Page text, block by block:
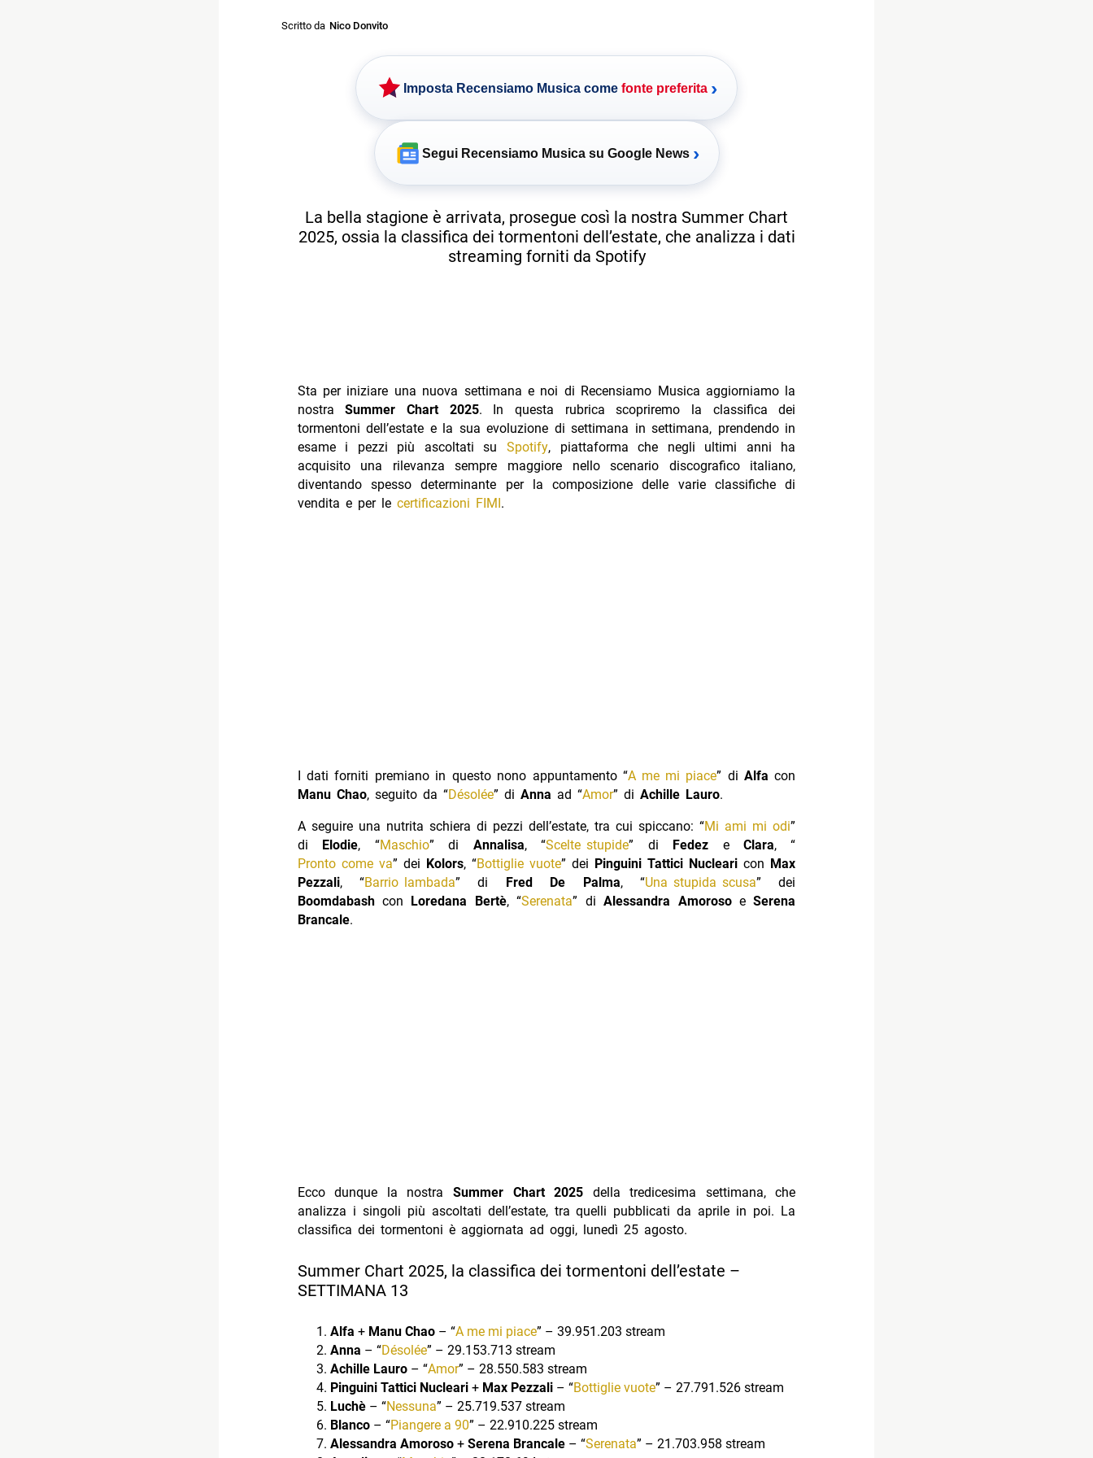
Scritto da Nico Donvito
Imposta Recensiamo Musica come fonte preferita ›
Segui Recensiamo Musica su Google News ›
La bella stagione è arrivata, prosegue così la nostra Summer Chart
2025, ossia la classifica dei tormentoni dell’estate, che analizza i dati
streaming forniti da Spotify
Sta per iniziare una nuova settimana e noi di Recensiamo Musica aggiorniamo la
nostraSummer Chart 2025. In questa rubrica scopriremo la classifica dei
tormentoni dell’estate e la sua evoluzione di settimana in settimana, prendendo in
esame i pezzi più ascoltati su Spotify, piattaforma che negli ultimi anni ha
acquisito una rilevanza sempre maggiore nello scenario discografico italiano,
diventando spesso determinante per la composizione delle varie classifiche di
vendita e per le certificazioni FIMI .
I dati forniti premiano in questo nono appuntamento “A me mi piace” diAlfa con
Manu Chao, seguito da “Désolée” di Anna ad “Amor” di Achille Lauro.
A seguire una nutrita schiera di pezzi dell’estate, tra cui spiccano: “Mi ami mi odi”
di
Elodie, “Maschio” di Annalisa, “Scelte stupide” di Fedez e Clara, “
Pronto come va” dei Kolors, “Bottiglie vuote” dei Pinguini Tattici Nucleari con Max
Pezzali, “Barrio lambada” di Fred De Palma, “Una stupida scusa” dei
Boomdabashcon Loredana Bertè, “Serenata” di Alessandra AmorosoeSerena
Brancale.
Ecco dunque la nostra Summer Chart 2025 della tredicesima settimana, che
analizza i singoli più ascoltati dell’estate, tra quelli pubblicati da aprile in poi. La
classifica dei tormentoni è aggiornata ad oggi, lunedì 25 agosto.
Summer Chart 2025, la classifica dei tormentoni dell’estate –
SETTIMANA 13
Alfa + Manu Chao– “A me mi piace” – 39.951.203 stream
Anna – “Désolée” – 29.153.713 stream
Achille Lauro – “Amor” – 28.550.583 stream
Pinguini Tattici Nucleari+ Max Pezzali– “Bottiglie vuote” – 27.791.526 stream
Luchè– “Nessuna” – 25.719.537 stream
Blanco– “Piangere a 90” – 22.910.225 stream
Alessandra Amoroso+ Serena Brancale– “Serenata” – 21.703.958 stream